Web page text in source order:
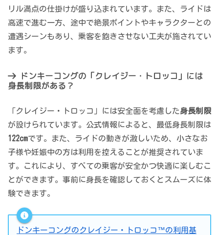
リル満点の仕掛けが盛り込まれています。また、ライドは
高速で進む一方、途中で絶景ポイントやキャラクターとの
遭遇シーンもあり、乗客を飽きさせない工夫が施されてい
ます。
ドンキーコングの「クレイジー・トロッコ」には
身長制限がある？
「クレイジー・トロッコ」には安全面を考慮した身長制限
が設けられています。公式情報によると、最低身長制限は
122cmです。また、ライドの動きが激しいため、小さなお
子様や妊娠中の方は利用を控えることが推奨されていま
す。これにより、すべての乗客が安全かつ快適に楽しむこ
とができます。事前に身長を確認しておくとスムーズに体
験できます。
ドンキーコングのクレイジー・トロッコ™の利用基